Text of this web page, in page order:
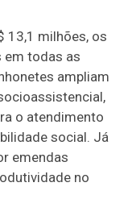
13,1 milhões, os
em todas as
ampliam
o atendimento
social. Já
emendas
no